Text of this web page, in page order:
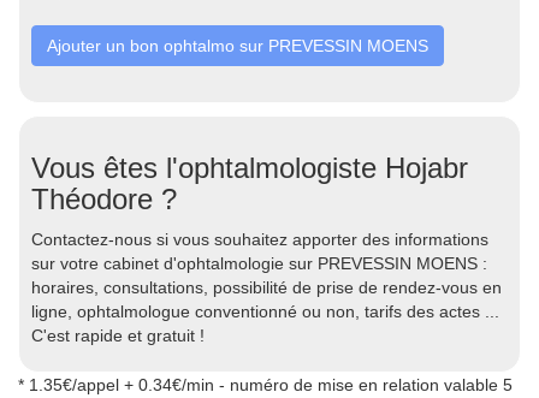
Ajouter un bon ophtalmo sur PREVESSIN MOENS
Vous êtes l'ophtalmologiste Hojabr
Théodore ?
Contactez-nous si vous souhaitez apporter des informations
sur votre cabinet d'ophtalmologie sur PREVESSIN MOENS :
horaires, consultations, possibilité de prise de rendez-vous en
ligne, ophtalmologue conventionné ou non, tarifs des actes ...
C'est rapide et gratuit !
* 1.35€/appel + 0.34€/min - numéro de mise en relation valable 5